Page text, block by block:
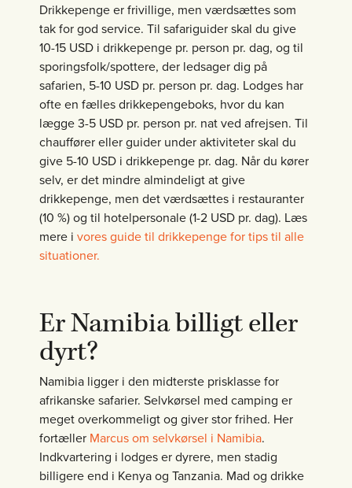
Drikkepenge er frivillige, men værdsættes som
tak for god service. Til safariguider skal du give
10-15 USD i drikkepenge pr. person pr. dag, og til
sporingsfolk/spottere, der ledsager dig på
safarien, 5-10 USD pr. person pr. dag. Lodges har
ofte en fælles drikkepengeboks, hvor du kan
lægge 3-5 USD pr. person pr. nat ved afrejsen. Til
chauffører eller guider under aktiviteter skal du
give 5-10 USD i drikkepenge pr. dag. Når du kører
selv, er det mindre almindeligt at give
drikkepenge, men det værdsættes i restauranter
(10 %) og til hotelpersonale (1-2 USD pr. dag). Læs
mere i vores guide til drikkepenge for tips til alle
situationer.
Er Namibia billigt eller
dyrt?
Namibia ligger i den midterste prisklasse for
afrikanske safarier. Selvkørsel med camping er
meget overkommeligt og giver stor frihed. Her
fortæller Marcus om selvkørsel i Namibia.
Indkvartering i lodges er dyrere, men stadig
billigere end i Kenya og Tanzania. Mad og drikke